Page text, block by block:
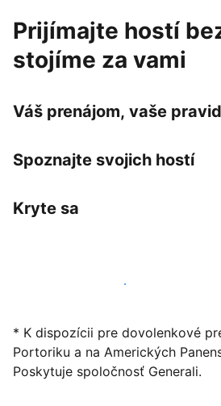
Prijímajte hostí
stojíme za vami
Váš prenájom, vaše
Spoznajte svojich hostí
Kryte sa
Začať ponúkať svoje ubytovanie
* K dispozícii pre dovolenkové
Portoriku a na Amerických
Poskytuje spoločnosť Generali.